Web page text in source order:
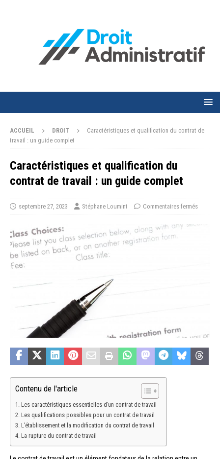
ACCUEIL DROIT
Caractéristiques et qualification du contrat de
travail : un guide complet
Caractéristiques et qualification du
contrat de travail : un guide complet
septembre 27, 2023 Stéphane Loumint Commentaires fermés
Contenu de l'article
Les caractéristiques essentielles d’un contrat de travail
Les qualifications possibles pour un contrat de travail
L’établissement et la modification du contrat de travail
La rupture du contrat de travail